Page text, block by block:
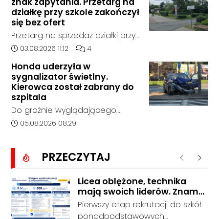
tego momentu nie nawiązał
kontaktu z rodziną.
sobotę, 1 sierpnia, na terenie
kompleksu leśnego w powiecie
raciborskim, w województwie
śląskim.
działkę przy szkole zakończył
się bez ofert
Przetarg na sprzedaż działki przy
Zespole Szkół Technicznych i
Kędzierzynie-Koźlu zakończył się
bez rozstrzygnięcia. Mimo
wcześniejszego zainteresowania
terenem ze strony sieci Dino, do
postępowania nie zgłosił się
żaden oferent.
Data dodania artykułu:
03.08.2026 11:12 Liczba komentarzy artykułu:
4
Honda uderzyła w
sygnalizator świetlny.
Kierowca został zabrany do
szpitala
Do groźnie wyglądającego
zdarzenia drogowego doszło w
godziny 6:30 kierujący
samochodem marki Honda
zjechał z drogi i uderzył w
sygnalizator świetlny.
Data dodania artykułu:
05.08.2026 08:29
PRZECZYTAJ Poprzednie
Licea oblężone, technika
mają swoich liderów. Znamy
wstępne wyniki rekrutacji do
szkół w powiecie
Pierwszy etap rekrutacji do szkół
ponadpodstawowych